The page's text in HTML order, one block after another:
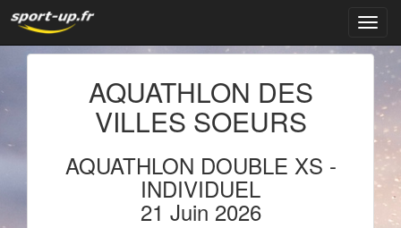
AQUATHLON DES
VILLES SOEURS
AQUATHLON DOUBLE XS -
INDIVIDUEL
21 Juin 2026